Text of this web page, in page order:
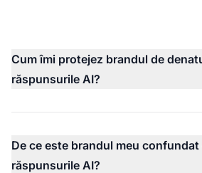
Cum îmi protejez brandul de
răspunsurile AI?
De ce este brandul meu
răspunsurile AI?